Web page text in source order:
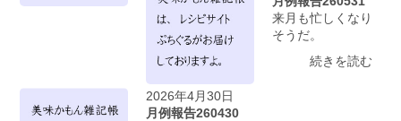
来月も忙しくなり
そうだ。
続きを読む
2026年4月30日
月例報告260430